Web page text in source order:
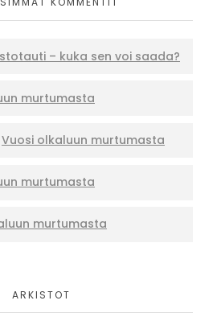
– kuka sen voi saada?
murtumasta
Vuosi olkaluun murtumasta
murtumasta
murtumasta
ARKISTOT